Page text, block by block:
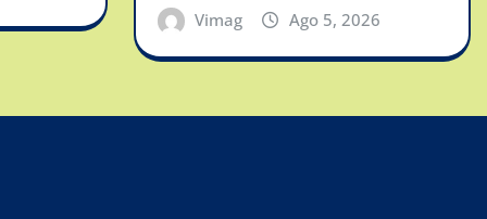
Vimag Ago 5, 2026